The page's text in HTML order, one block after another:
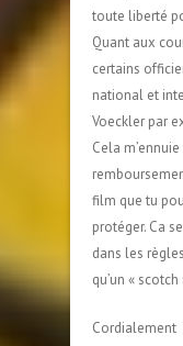
toute liberté
Quant aux
certains
national et
Voeckler par
Cela
film que tu
protéger. Ca
dans les
qu’un « scotch
Cordialement